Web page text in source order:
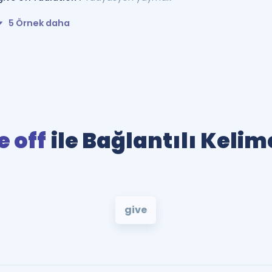
5 Örnek daha
off ile Bağlantılı
give